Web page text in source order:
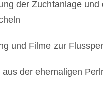
der Zuchtanlage und
und Filme zur
aus der ehemaligen